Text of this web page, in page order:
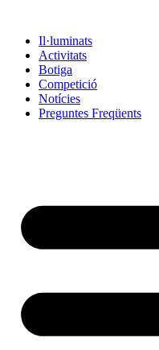
contingutIl·luminats
Activitats
Botiga
Competició
Notícies
Preguntes Freqüents